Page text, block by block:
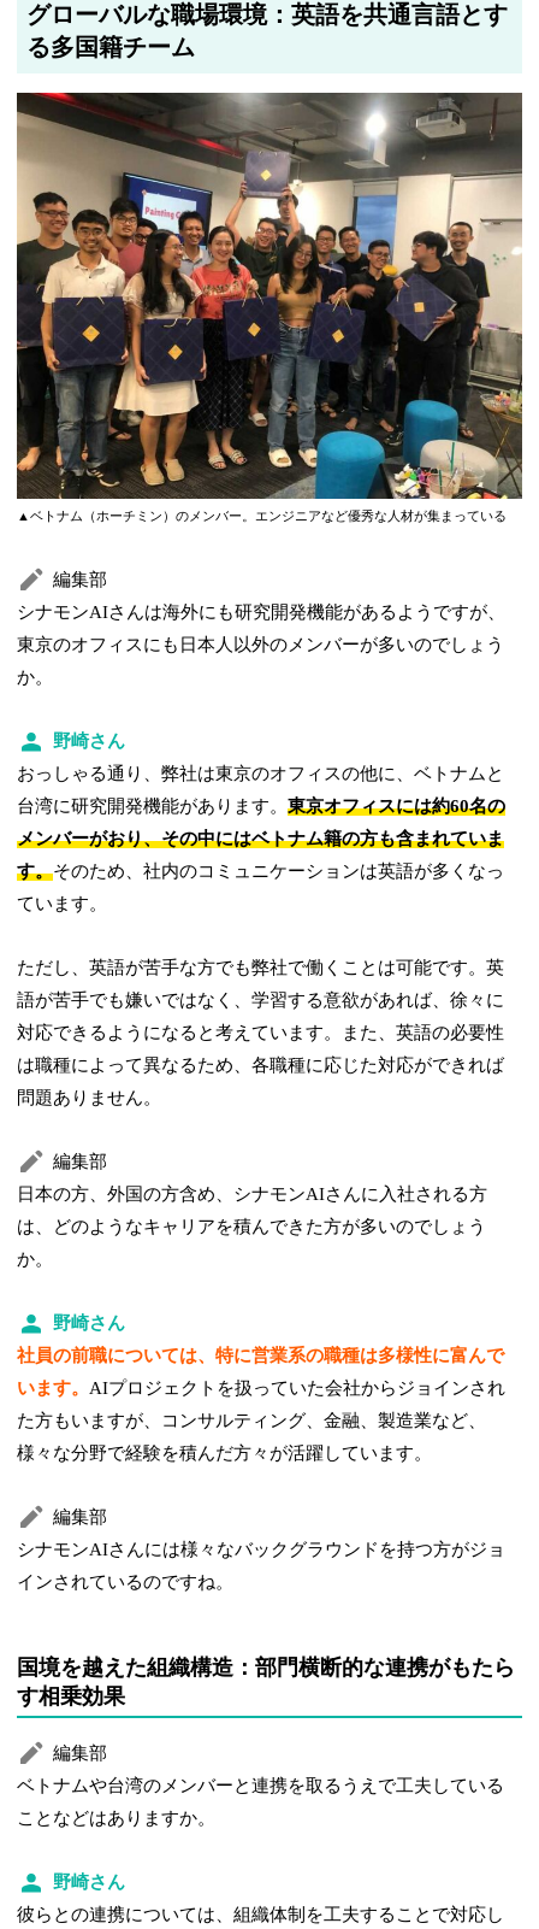
グローバルな職場環境：英語を共通言語とす
る多国籍チーム
▲ベトナム（ホーチミン）のメンバー。エンジニアなど優秀な人材が集まっている
編集部
シナモンAIさんは海外にも研究開発機能があるようですが、
東京のオフィスにも日本人以外のメンバーが多いのでしょう
か。
野崎さん
おっしゃる通り、弊社は東京のオフィスの他に、ベトナムと
台湾に研究開発機能があります。東京オフィスには約60名の
メンバーがおり、その中にはベトナム籍の方も含まれていま
す。そのため、社内のコミュニケーションは英語が多くなっ
ています。
ただし、英語が苦手な方でも弊社で働くことは可能です。英
語が苦手でも嫌いではなく、学習する意欲があれば、徐々に
対応できるようになると考えています。また、英語の必要性
は職種によって異なるため、各職種に応じた対応ができれば
問題ありません。
編集部
日本の方、外国の方含め、シナモンAIさんに入社される方
は、どのようなキャリアを積んできた方が多いのでしょう
か。
野崎さん
社員の前職については、特に営業系の職種は多様性に富んで
います。 AIプロジェクトを扱っていた会社からジョインされ
た方もいますが、コンサルティング、金融、製造業など、
様々な分野で経験を積んだ方々が活躍しています。
編集部
シナモンAIさんには様々なバックグラウンドを持つ方がジョ
インされているのですね。
国境を越えた組織構造：部門横断的な連携がもたら
す相乗効果
編集部
ベトナムや台湾のメンバーと連携を取るうえで工夫している
ことなどはありますか。
野崎さん
彼らとの連携については、組織体制を工夫することで対応し